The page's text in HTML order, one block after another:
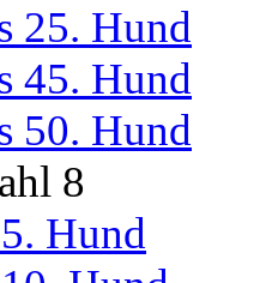
25. Hund
45. Hund
50. Hund
8
Hund